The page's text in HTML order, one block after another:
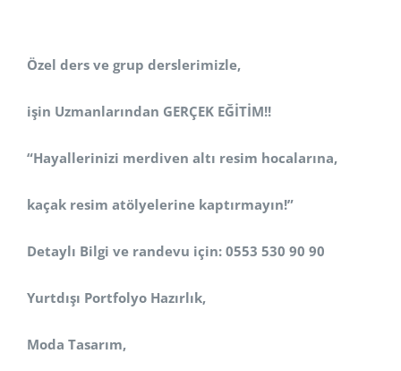
Özel ders ve grup derslerimizle,
işin Uzmanlarından GERÇEK EĞİTİM!!
“Hayallerinizi merdiven altı resim hocalarına,
kaçak resim atölyelerine kaptırmayın!”
Detaylı Bilgi ve randevu için: 0553 530 90 90
Yurtdışı Portfolyo Hazırlık,
Moda Tasarım,